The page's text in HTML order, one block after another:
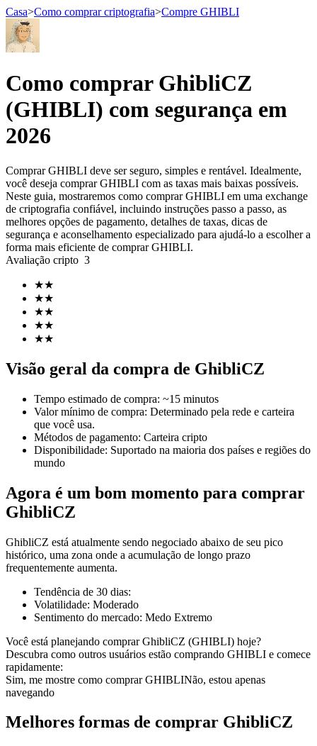
Futuros de USDT
Futuros usando USDT como garantia
Futuros de criptomoeda
TradFi
Futuros usando USDC como garantia
Casa>Como comprar criptografia>Compre GHIBLI
Como comprar GhibliCZ
(GHIBLI) com segurança em
2026
Comprar GHIBLI deve ser seguro, simples e rentável. Idealmente,
você deseja comprar GHIBLI com as taxas mais baixas possíveis.
Neste guia, mostraremos como comprar GHIBLI em uma exchange
de criptografia confiável, incluindo instruções passo a passo, as
melhores opções de pagamento, detalhes de taxas, dicas de
segurança e aconselhamento especializado para ajudá-lo a escolher a
forma mais eficiente de comprar GHIBLI.
Avaliação cripto 3
★★
★★
★★
★★
★★
Visão geral da compra de GhibliCZ
Tempo estimado de compra: ~15 minutos
Valor mínimo de compra: Determinado pela rede e carteira
que você usa.
Métodos de pagamento: Carteira cripto
Disponibilidade: Suportado na maioria dos países e regiões do
mundo
Agora é um bom momento para comprar
GhibliCZ
GhibliCZ está atualmente sendo negociado abaixo de seu pico
histórico, uma zona onde a acumulação de longo prazo
frequentemente aumenta.
Tendência de 30 dias:
Volatilidade: Moderado
Sentimento do mercado: Medo Extremo
Você está planejando comprar GhibliCZ (GHIBLI) hoje?
Descubra como outros usuários estão comprando GHIBLI e comece
rapidamente:
Sim, me mostre como comprar GHIBLINão, estou apenas
navegando
Melhores formas de comprar GhibliCZ